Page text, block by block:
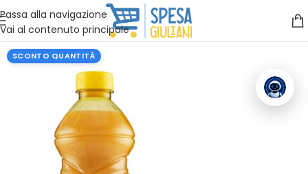
Passa alla navigazione
Vai al contenuto principale
Vuoi assistenza?Clicca qui e ti richiamiamo noi
SCONTO QUANTITÀ